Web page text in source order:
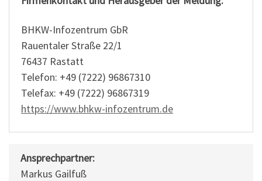
BHKW-Infozentrum GbR
Rauentaler Straße 22/1
76437 Rastatt
Telefon: +49 (7222) 96867310
Telefax: +49 (7222) 96867319
https://www.bhkw-infozentrum.de
Ansprechpartner:
Markus Gailfuß